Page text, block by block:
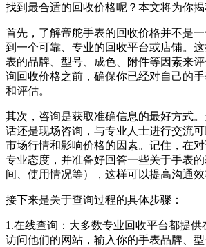
找到最合适的回收价格呢？本文将为你揭
首先，了解帝舵手表的回收价格并不是
到一个可靠、专业的回收平台或店铺。
表的品牌、型号、成色、附件等因素来
询回收价格之前，确保你已经对自己的
和评估。
其次，咨询是获取准确信息的最好方式
话还是现场咨询，与专业人士进行交流
市场行情和影响价格的因素。记住，在
专业态度，并准备好回答一些关于手表
间、使用情况等），这样可以提高沟通效
接下来是关于查询过程的具体步骤：
1.在线查询：大多数专业回收平台都提
访问他们的网站，输入你的手表品牌、